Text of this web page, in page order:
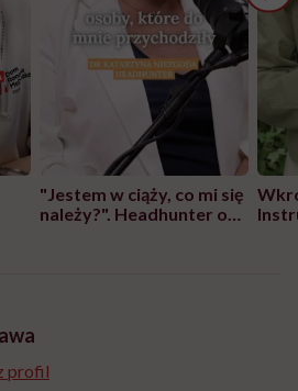
"Jestem w ciąży, co mi się
należy?". Headhunter o
profil